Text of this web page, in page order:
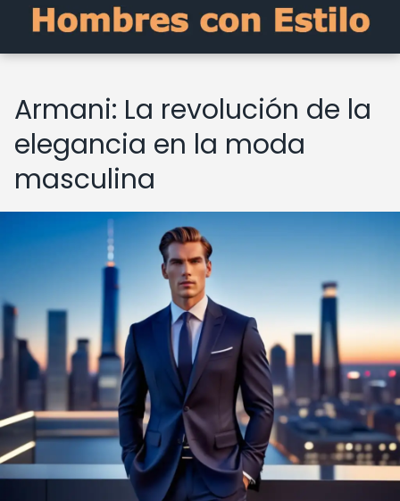
Armani: La revolución de la
elegancia en la moda
masculina